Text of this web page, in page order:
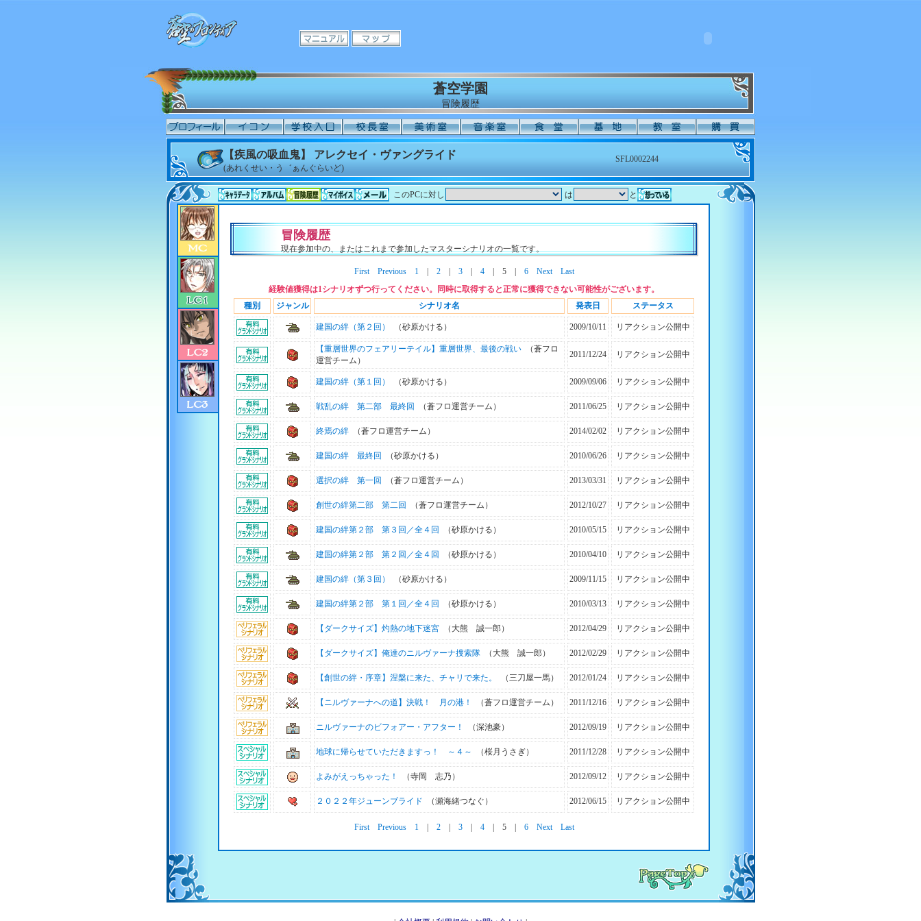
蒼空学園
冒険履歴
【疾風の吸血鬼】 アレクセイ・ヴァングライド
(あれくせい・う゛ぁんぐらいど)
SFL0002244
このPCに対し は と
冒険履歴
現在参加中の、またはこれまで参加したマスターシナリオの一覧です。
First Previous 1| 2| 3| 4| 5| 6 Next
Last
経験値獲得は1シナリオずつ行ってください。同時に取得すると正常に獲得できない可能性がございます。
種別
ジャンル シナリオ名 発表日 ステータス
建国の絆（第２回） （砂原かける） 2009/10/11 リアクション公開中
【重層世界のフェアリーテイル】重層世界、最後の戦い （蒼フロ
運営チーム）
2011/12/24 リアクション公開中
建国の絆（第１回） （砂原かける） 2009/09/06 リアクション公開中
戦乱の絆 第二部 最終回 （蒼フロ運営チーム） 2011/06/25 リアクション公開中
終焉の絆 （蒼フロ運営チーム） 2014/02/02 リアクション公開中
建国の絆 最終回 （砂原かける） 2010/06/26 リアクション公開中
選択の絆 第一回 （蒼フロ運営チーム） 2013/03/31 リアクション公開中
創世の絆第二部 第二回 （蒼フロ運営チーム） 2012/10/27 リアクション公開中
建国の絆第２部 第３回／全４回 （砂原かける） 2010/05/15 リアクション公開中
建国の絆第２部 第２回／全４回 （砂原かける） 2010/04/10 リアクション公開中
建国の絆（第３回） （砂原かける） 2009/11/15 リアクション公開中
建国の絆第２部 第１回／全４回 （砂原かける） 2010/03/13 リアクション公開中
【ダークサイズ】灼熱の地下迷宮 （大熊 誠一郎） 2012/04/29 リアクション公開中
【ダークサイズ】俺達のニルヴァーナ捜索隊 （大熊 誠一郎） 2012/02/29 リアクション公開中
【創世の絆・序章】涅槃に来た、チャリで来た。 （三刀屋一馬） 2012/01/24 リアクション公開中
【ニルヴァーナへの道】決戦！ 月の港！ （蒼フロ運営チーム） 2011/12/16 リアクション公開中
ニルヴァーナのビフォアー・アフター！ （深池豪） 2012/09/19 リアクション公開中
地球に帰らせていただきますっ！ ～４～ （桜月うさぎ） 2011/12/28 リアクション公開中
よみがえっちゃった！ （寺岡 志乃） 2012/09/12 リアクション公開中
２０２２年ジューンブライド （瀬海緒つなぐ） 2012/06/15 リアクション公開中
First Previous 1| 2| 3| 4| 5| 6 Next Last